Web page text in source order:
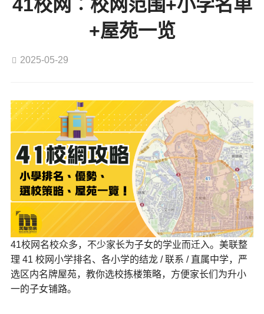
41校网︰校网范围+小学名单
+屋苑一览
2025-05-29
41校网名校众多，不少家长为子女的学业而迁入。美联整
理 41 校网小学排名、各小学的结龙 / 联系 / 直属中学，严
选区内名牌屋苑，教你选校拣楼策略，方便家长们为升小
一的子女铺路。